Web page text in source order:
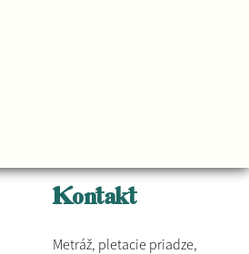
Kontakt
Metráž, pletacie priadze,